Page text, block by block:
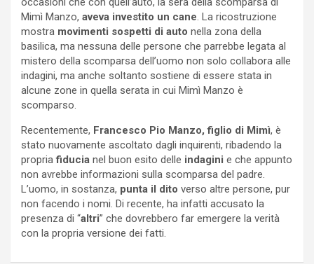
Mimì Manzo, aveva investito un cane. La ricostruzione
mostra movimenti sospetti di auto nella zona della
basilica, ma nessuna delle persone che parrebbe legata al
mistero della scomparsa dell’uomo non solo collabora alle
indagini, ma anche soltanto sostiene di essere stata in
alcune zone in quella serata in cui Mimì Manzo è
scomparso.
Recentemente, Francesco Pio Manzo, figlio di Mimì, è
stato nuovamente ascoltato dagli inquirenti, ribadendo la
propriafiducia nel buon esito delle indagini e che appunto
non avrebbe informazioni sulla scomparsa del padre.
L’uomo, in sostanza, punta il dito verso altre persone, pur
non facendo i nomi. Di recente, ha infatti accusato la
presenza di “altri” che dovrebbero far emergere la verità
con la propria versione dei fatti.